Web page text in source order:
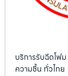
บริการรับฉีดโฟ
ความชื้น ทั่วไทย